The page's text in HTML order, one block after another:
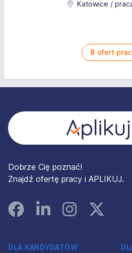
Katowice /
8 ofert
Dobrze Cię poznać!
Znajdź ofertę pracy i APLIKUJ.
FacebookLinked InInstagramInstagram
DLA KANDYDATÓW